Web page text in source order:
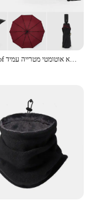
Windproof שכבה כפולה באופן מלא אוטומטי מטרייה עמיד